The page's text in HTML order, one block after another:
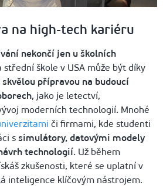
na high-tech kariéru
nekončí jen u školních
střední škole v USA může být díky
skvělou přípravou na budoucí
, jako je letectví,
moderních technologií. Mnohé
či firmami, kde studenti
s simulátory, datovými modely
technologií. Už během
zkušenosti, které se uplatní v
inteligence klíčovým nástrojem.